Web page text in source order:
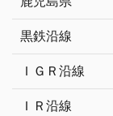
黒鉄沿線
ＩＧＲ沿線
ＩＲ沿線